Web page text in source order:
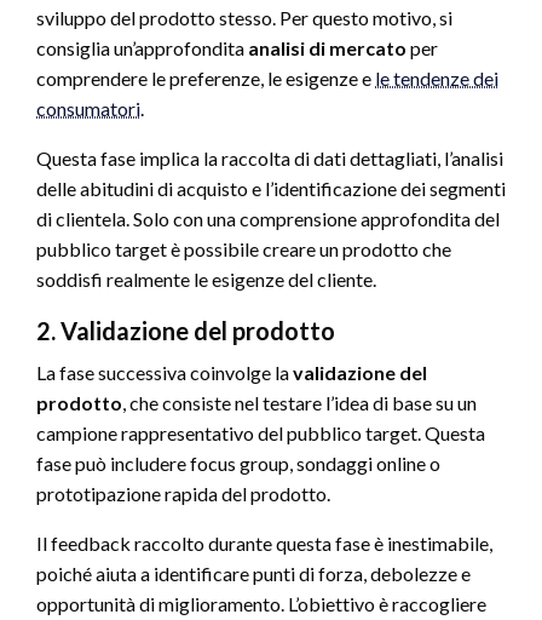
sviluppo del prodotto stesso. Per questo motivo, si
consiglia un’approfondita analisi di mercato per
comprendere le preferenze, le esigenze e le tendenze dei
consumatori.
Questa fase implica la raccolta di dati dettagliati, l’analisi
delle abitudini di acquisto e l’identificazione dei segmenti
di clientela. Solo con una comprensione approfondita del
pubblico target è possibile creare un prodotto che
soddisfi realmente le esigenze del cliente.
2. Validazione del prodotto
La fase successiva coinvolge lavalidazione del
prodotto, che consiste nel testare l’idea di base su un
campione rappresentativo del pubblico target. Questa
fase può includere focus group, sondaggi online o
prototipazione rapida del prodotto.
Il feedback raccolto durante questa fase è inestimabile,
poiché aiuta a identificare punti di forza, debolezze e
opportunità di miglioramento. L’obiettivo è raccogliere